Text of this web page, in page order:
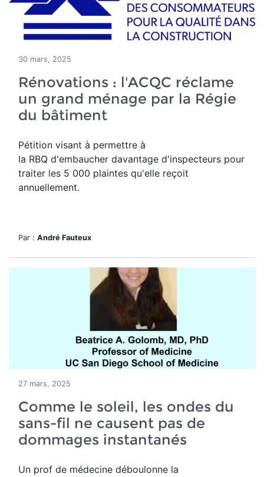
30 mars, 2025
Rénovations : l'ACQC réclame
un grand ménage par la Régie
du bâtiment
Pétition visant à permettre à
la RBQ d'embaucher davantage d'inspecteurs pour
traiter les 5 000 plaintes qu'elle reçoit
annuellement.
Par : André Fauteux
27 mars, 2025
Comme le soleil, les ondes du
sans-fil ne causent pas de
dommages instantanés
Un prof de médecine déboulonne la